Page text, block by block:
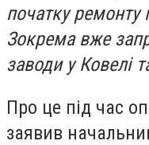
початку ремонту
Зокрема вже
заводи у Ковелі
Про це під час
заявив